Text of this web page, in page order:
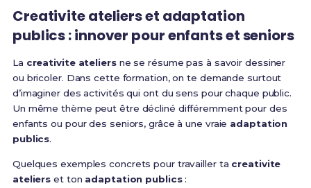
Creativite ateliers et adaptation
publics : innover pour enfants et seniors
La creativite ateliersne se résume pas à savoir dessiner
ou bricoler. Dans cette formation, on te demande surtout
d’imaginer des activités qui ont du sens pour chaque public.
Un même thème peut être décliné différemment pour des
enfants ou pour des seniors, grâce à une vraie adaptation
publics.
Quelques exemples concrets pour travailler ta creativite
ateliers et ton adaptation publics: